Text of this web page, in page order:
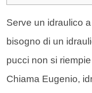
Serve un idraulico
bisogno di un
pucci non si
Chiama Eugenio,